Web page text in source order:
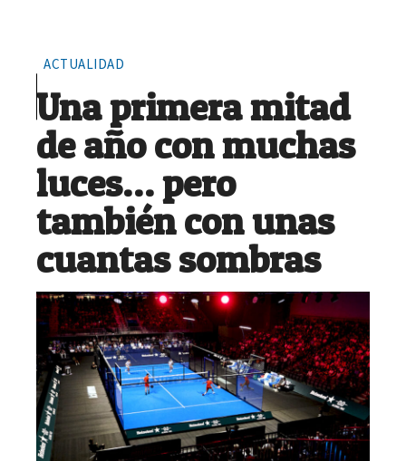
ACTUALIDAD
Una primera mitad
de año con muchas
luces… pero
también con unas
cuantas sombras